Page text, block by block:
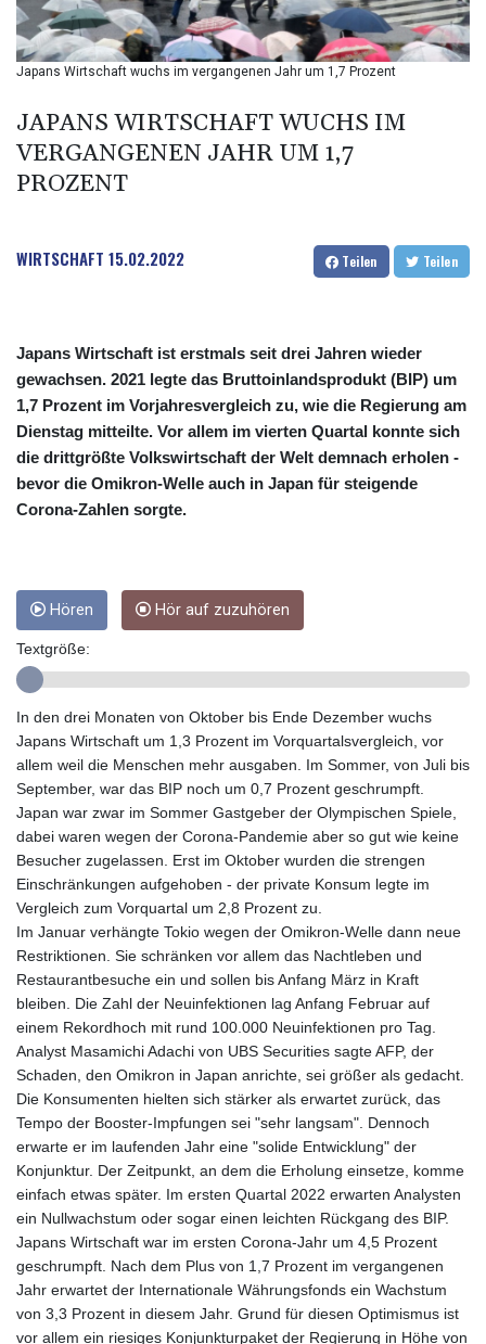
BSD 1.001871
BTN 95.346152
BWP 13.550126
BZD 2.01494
CLF 0.023195
CLP 915.8799
COP 3160.36
CRC 455.750926
CUC 1
CUP 26.5
CZK 21.040702
DJF 178.411296
GEL 2.614976
GGP 0.743241
GHS 11.776297
GIP 0.743241
GMD 74.000443
8798.496547
HTG 130.990152
HUF 317.017497
IDR 17899
ILS 3.013971
INR 95.21055
1312.470159
IRR
1374850.000153
ISK 123.589987
JMD 158.809665
Japans Wirtschaft wuchs im vergangenen Jahr um 1,7 Prozent
JAPANS WIRTSCHAFT WUCHS IM
VERGANGENEN JAHR UM 1,7
PROZENT
WIRTSCHAFT 15.02.2022 Teilen Teilen
Japans Wirtschaft ist erstmals seit drei Jahren wieder
gewachsen. 2021 legte das Bruttoinlandsprodukt (BIP) um
1,7 Prozent im Vorjahresvergleich zu, wie die Regierung am
Dienstag mitteilte. Vor allem im vierten Quartal konnte sich
die drittgrößte Volkswirtschaft der Welt demnach erholen -
bevor die Omikron-Welle auch in Japan für steigende
Corona-Zahlen sorgte.
Hören Hör auf zuzuhören
Textgröße:
In den drei Monaten von Oktober bis Ende Dezember wuchs
Japans Wirtschaft um 1,3 Prozent im Vorquartalsvergleich, vor
allem weil die Menschen mehr ausgaben. Im Sommer, von Juli bis
September, war das BIP noch um 0,7 Prozent geschrumpft.
Japan war zwar im Sommer Gastgeber der Olympischen Spiele,
dabei waren wegen der Corona-Pandemie aber so gut wie keine
Besucher zugelassen. Erst im Oktober wurden die strengen
Einschränkungen aufgehoben - der private Konsum legte im
Vergleich zum Vorquartal um 2,8 Prozent zu.
Im Januar verhängte Tokio wegen der Omikron-Welle dann neue
Restriktionen. Sie schränken vor allem das Nachtleben und
Restaurantbesuche ein und sollen bis Anfang März in Kraft
bleiben. Die Zahl der Neuinfektionen lag Anfang Februar auf
einem Rekordhoch mit rund 100.000 Neuinfektionen pro Tag.
Analyst Masamichi Adachi von UBS Securities sagte AFP, der
Schaden, den Omikron in Japan anrichte, sei größer als gedacht.
Die Konsumenten hielten sich stärker als erwartet zurück, das
Tempo der Booster-Impfungen sei "sehr langsam". Dennoch
erwarte er im laufenden Jahr eine "solide Entwicklung" der
Konjunktur. Der Zeitpunkt, an dem die Erholung einsetze, komme
einfach etwas später. Im ersten Quartal 2022 erwarten Analysten
ein Nullwachstum oder sogar einen leichten Rückgang des BIP.
Japans Wirtschaft war im ersten Corona-Jahr um 4,5 Prozent
geschrumpft. Nach dem Plus von 1,7 Prozent im vergangenen
Jahr erwartet der Internationale Währungsfonds ein Wachstum
von 3,3 Prozent in diesem Jahr. Grund für diesen Optimismus ist
vor allem ein riesiges Konjunkturpaket der Regierung in Höhe von